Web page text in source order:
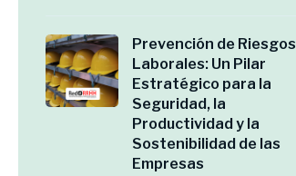
Prevención de Riesgos
Laborales: Un Pilar
Estratégico para la
Seguridad, la
Productividad y la
Sostenibilidad de las
Empresas